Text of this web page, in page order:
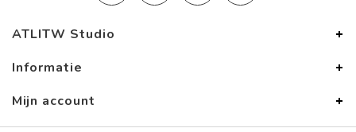
ATLITW Studio
Informatie
Mijn account